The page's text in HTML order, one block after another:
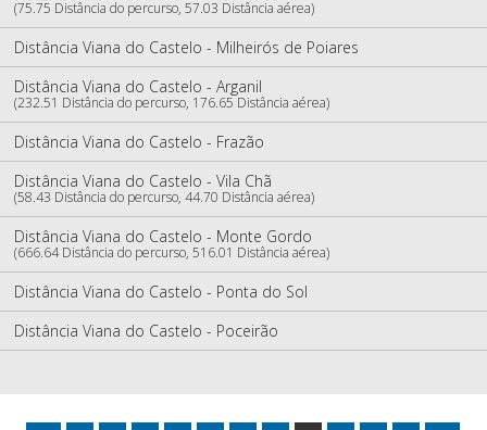
(75.75 Distância do percurso, 57.03 Distância aérea)
Distância Viana do Castelo - Milheirós de Poiares
Distância Viana do Castelo - Arganil
(232.51 Distância do percurso, 176.65 Distância aérea)
Distância Viana do Castelo - Frazão
Distância Viana do Castelo - Vila Chã
(58.43 Distância do percurso, 44.70 Distância aérea)
Distância Viana do Castelo - Monte Gordo
(666.64 Distância do percurso, 516.01 Distância aérea)
Distância Viana do Castelo - Ponta do Sol
Distância Viana do Castelo - Poceirão